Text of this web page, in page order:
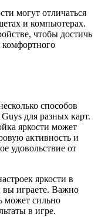
могут отличаться
и компьютерах.
чтобы достичь
комфортного
способов
для разных карт.
яркости может
активность и
удовольствие от
яркости в
вы играете. Важно
может сильно
в игре.